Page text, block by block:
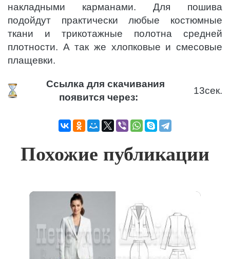
накладными карманами. Для пошива
подойдут практически любые костюмные
ткани и трикотажные полотна средней
плотности. А так же хлопковые и смесовые
плащевки.
Ссылка для скачивания
появится через:
13сек.
Похожие публикации